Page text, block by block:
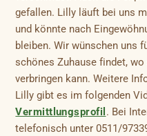
gefallen. Lilly läuft bei uns
und könnte nach
bleiben. Wir wünschen uns
schönes Zuhause findet, wo
verbringen kann. Weitere
Lilly gibt es im folgenden
Vermittlungsprofil . Bei
telefonisch unter 0511/